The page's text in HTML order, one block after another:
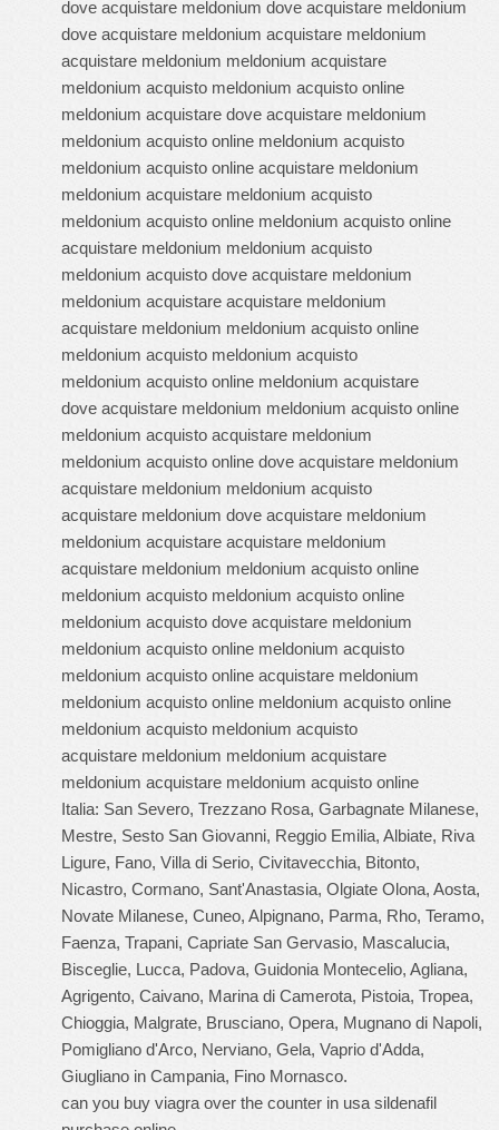
dove acquistare meldonium dove acquistare meldonium
dove acquistare meldonium acquistare meldonium
acquistare meldonium meldonium acquistare
meldonium acquisto meldonium acquisto online
meldonium acquistare dove acquistare meldonium
meldonium acquisto online meldonium acquisto
meldonium acquisto online acquistare meldonium
meldonium acquistare meldonium acquisto
meldonium acquisto online meldonium acquisto online
acquistare meldonium meldonium acquisto
meldonium acquisto dove acquistare meldonium
meldonium acquistare acquistare meldonium
acquistare meldonium meldonium acquisto online
meldonium acquisto meldonium acquisto
meldonium acquisto online meldonium acquistare
dove acquistare meldonium meldonium acquisto online
meldonium acquisto acquistare meldonium
meldonium acquisto online dove acquistare meldonium
acquistare meldonium meldonium acquisto
acquistare meldonium dove acquistare meldonium
meldonium acquistare acquistare meldonium
acquistare meldonium meldonium acquisto online
meldonium acquisto meldonium acquisto online
meldonium acquisto dove acquistare meldonium
meldonium acquisto online meldonium acquisto
meldonium acquisto online acquistare meldonium
meldonium acquisto online meldonium acquisto online
meldonium acquisto meldonium acquisto
acquistare meldonium meldonium acquistare
meldonium acquistare meldonium acquisto online
Italia: San Severo, Trezzano Rosa, Garbagnate Milanese,
Mestre, Sesto San Giovanni, Reggio Emilia, Albiate, Riva
Ligure, Fano, Villa di Serio, Civitavecchia, Bitonto,
Nicastro, Cormano, Sant'Anastasia, Olgiate Olona, Aosta,
Novate Milanese, Cuneo, Alpignano, Parma, Rho, Teramo,
Faenza, Trapani, Capriate San Gervasio, Mascalucia,
Bisceglie, Lucca, Padova, Guidonia Montecelio, Agliana,
Agrigento, Caivano, Marina di Camerota, Pistoia, Tropea,
Chioggia, Malgrate, Brusciano, Opera, Mugnano di Napoli,
Pomigliano d'Arco, Nerviano, Gela, Vaprio d'Adda,
Giugliano in Campania, Fino Mornasco.
can you buy viagra over the counter in usa sildenafil